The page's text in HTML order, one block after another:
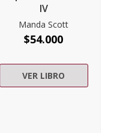
IV
Manda Scott
$54.000
VER LIBRO